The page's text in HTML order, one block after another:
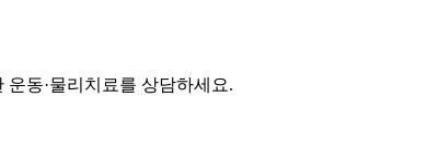
동·물리치료를 상담하세요.